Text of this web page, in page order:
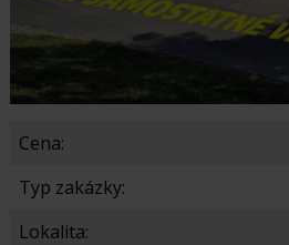
Cena:
Typ zakázky:
Lokalita: